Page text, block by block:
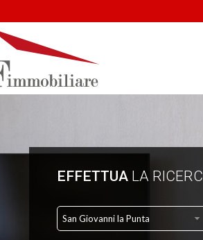
EFFETTUA LA
San Giovanni la Punta